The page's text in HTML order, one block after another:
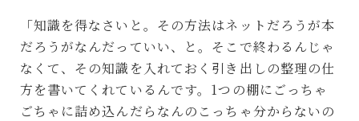
「知識を得なさいと。その方法はネットだろうが本
だろうがなんだっていい、と。そこで終わるんじゃ
なくて、その知識を入れておく引き出しの整理の仕
方を書いてくれているんです。1つの棚にごっちゃ
ごちゃに詰め込んだらなんのこっちゃ分からないの